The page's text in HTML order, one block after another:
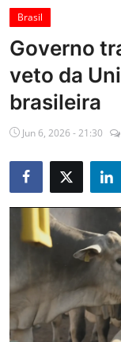
Brasil
Esportes
Vales de Minas
Celebridades e
Galeria
Brasil
Governo
veto da
brasileira
Jun 6, 2026 - 21:30